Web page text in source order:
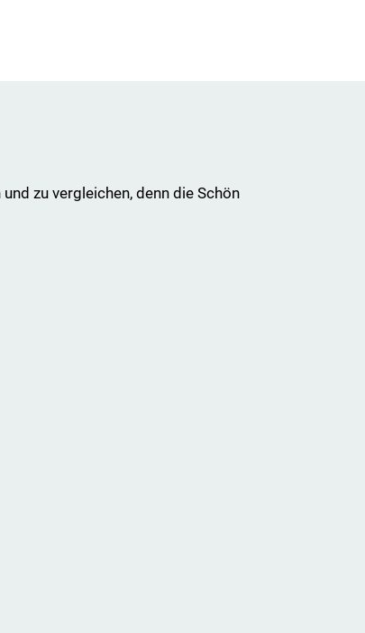
zu vergleichen, denn die Schön